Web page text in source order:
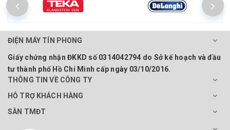
ĐIỆN MÁY TÍN PHONG
Giấy chứng nhận ĐKKD số 0314042794 do Sở kế hoạch và đầu
tư thành phố Hồ Chí Minh cấp ngày 03/10/2016.
THÔNG TIN VỀ CÔNG TY
HỖ TRỢ KHÁCH HÀNG
SÀN TMĐT